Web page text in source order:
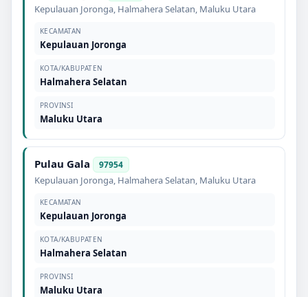
Kepulauan Joronga, Halmahera Selatan, Maluku Utara
KECAMATAN
Kepulauan Joronga
KOTA/KABUPATEN
Halmahera Selatan
PROVINSI
Maluku Utara
Pulau Gala 97954
Kepulauan Joronga, Halmahera Selatan, Maluku Utara
KECAMATAN
Kepulauan Joronga
KOTA/KABUPATEN
Halmahera Selatan
PROVINSI
Maluku Utara